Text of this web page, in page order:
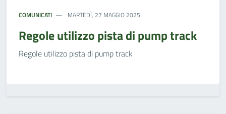
COMUNICATI MARTEDÌ, 27 MAGGIO 2025
Regole utilizzo pista di pump track
Regole utilizzo pista di pump track